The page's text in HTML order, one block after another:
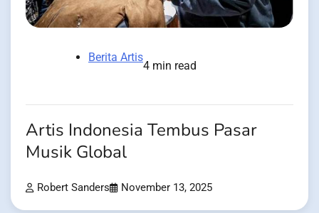
Berita Artis
4 min read
Artis Indonesia Tembus Pasar
Musik Global
Robert Sanders November 13, 2025